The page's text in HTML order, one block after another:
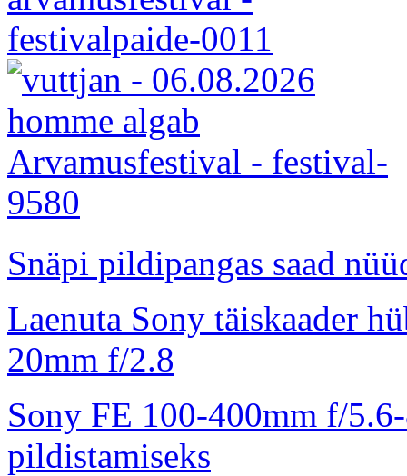
Snäpi pildipangas saad
Laenuta Sony täiskaader
20mm f/2.8
Sony FE 100-400mm f/
pildistamiseks